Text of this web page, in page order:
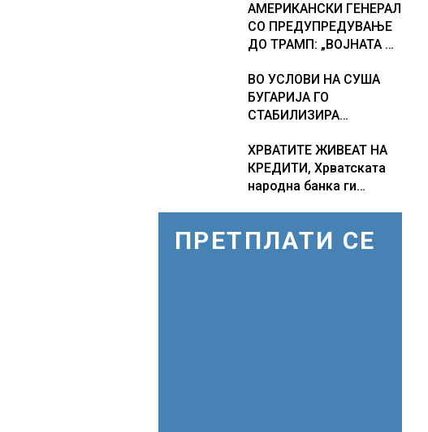
бранители
АМЕРИКАНСКИ ГЕНЕРАЛ
СО ПРЕДУПРЕДУВАЊЕ
ДО ТРАМП: „ВОЈНАТА НЕ
ВО УСЛОВИ НА СУША
БУГАРИЈА ГО
СТАБИЛИЗИРА
ЕНЕРГЕТСКИ СИСТЕМ,
како Бугарија стана
балкански шампион во
ХРВАТИТЕ ЖИВЕАТ НА
КРЕДИТИ, Хрватската
народна банка ги
предупредува на
ПРЕТПЛАТИ СЕ